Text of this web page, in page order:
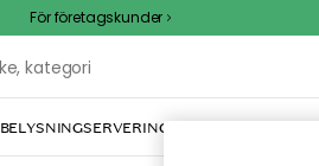
För företagskunder
BELYSNINGSERVERING INREDNINGTEXTIL